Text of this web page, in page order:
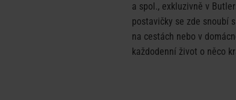
a spol., exkluzivně v
postavičky se zde snoubí
na cestách nebo v
každodenní život o něco